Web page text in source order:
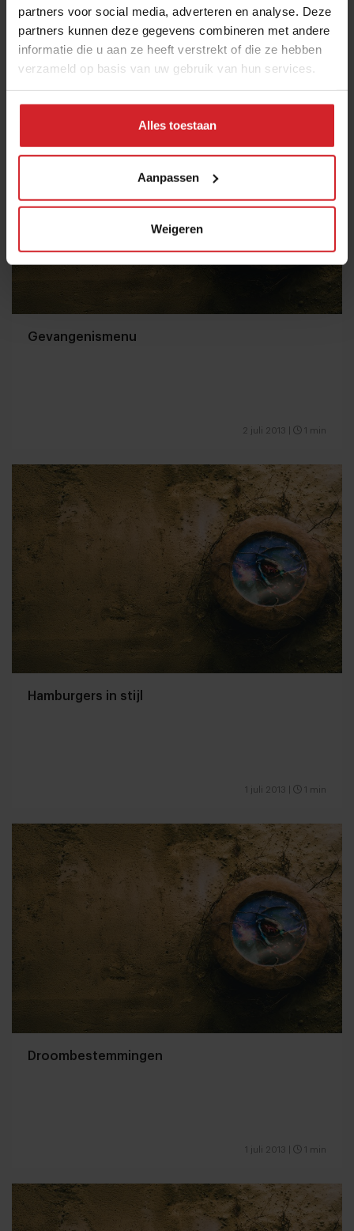
partners voor social media, adverteren en analyse. Deze
partners kunnen deze gegevens combineren met andere
informatie die u aan ze heeft verstrekt of die ze hebben
verzameld op basis van uw gebruik van hun services.
Alles toestaan
Aanpassen
Weigeren
2 juli 2013| 1 min
Gevangenismenu
2 juli 2013 1 min
Hamburgers in stijl
1 juli 2013 1 min
Droombestemmingen
1 juli 2013 1 min